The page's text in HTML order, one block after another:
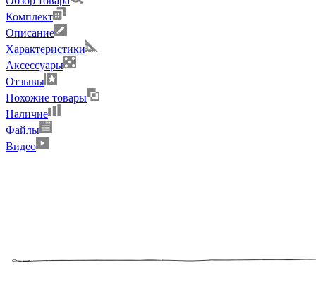
Комплект
Описание
Характеристики
Аксессуары
Отзывы
Похожие товары
Наличие
Файлы
Видео